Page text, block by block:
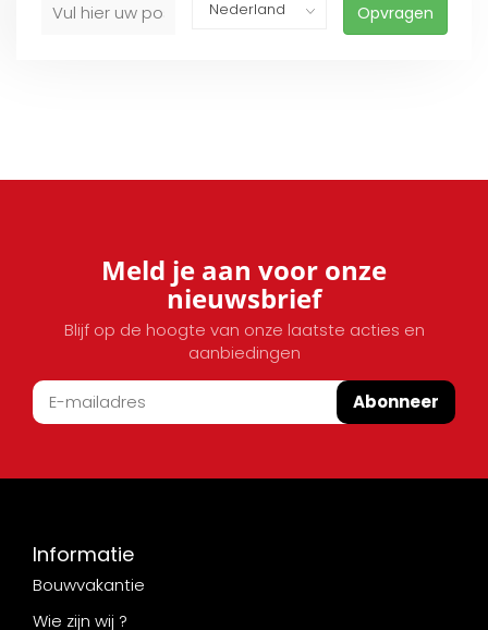
Opvragen
Meld je aan voor onze
nieuwsbrief
Blijf op de hoogte van onze laatste acties en
aanbiedingen
Abonneer
Informatie
Bouwvakantie
Wie zijn wij ?